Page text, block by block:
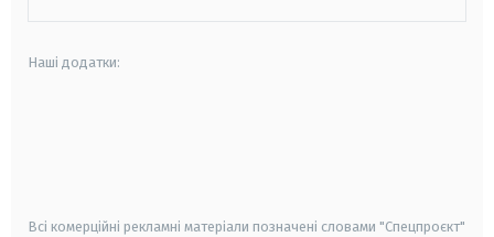
Наші додатки:
Всі комерційні рекламні матеріали позначені словами "Спецпроєкт"